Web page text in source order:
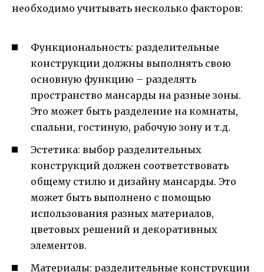
необходимо учитывать несколько факторов:
Функциональность: разделительные
конструкции должны выполнять свою
основную функцию – разделять
пространство мансарды на разные зоны.
Это может быть разделение на комнаты,
спальни, гостиную, рабочую зону и т.д.
Эстетика: выбор разделительных
конструкций должен соответствовать
общему стилю и дизайну мансарды. Это
может быть выполнено с помощью
использования разных материалов,
цветовых решений и декоративных
элементов.
Материалы: разделительные конструкции